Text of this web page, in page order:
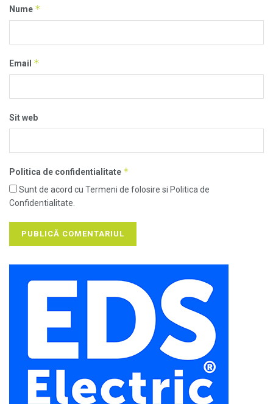
Nume *
Email *
Sit web
Politica de confidentialitate *
Sunt de acord cu Termeni de folosire si Politica de
Confidentialitate.